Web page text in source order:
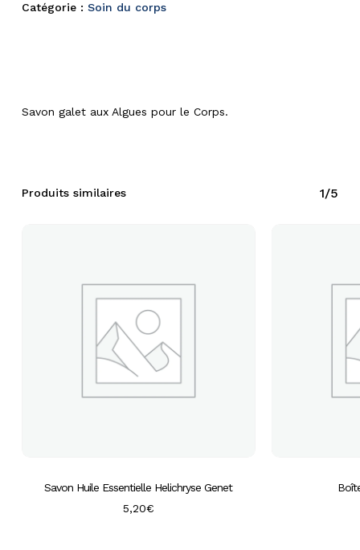
Catégorie : Soin du corps
Savon galet aux Algues pour le Corps.
Produits similaires 1/5
Savon Huile Essentielle Helichryse Genet
5,20€